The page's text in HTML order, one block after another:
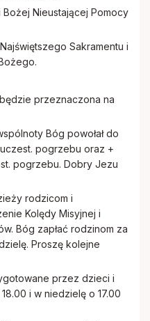
Nieustającej Pomocy
Sakramentu i
przeznaczona na
Bóg powołał do
pogrzebu oraz +
pogrzebu. Dobry Jezu
rodzicom i
Kolędy Misyjnej i
Bóg zapłać rodzinom za
Proszę kolejne
przez dzieci i
i w niedzielę o 17.00